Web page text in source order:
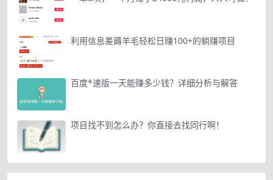
利用信息差薅羊毛轻松日赚100+的躺赚项目
百度*速版一天能赚多少钱？详细分析与解答
项目找不到怎么办？你直接去找同行啊！